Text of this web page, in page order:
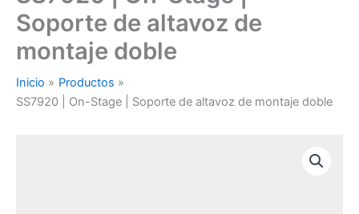
Soporte de altavoz de
montaje doble
Inicio
Productos
SS7920 | On-Stage | Soporte de altavoz de montaje doble